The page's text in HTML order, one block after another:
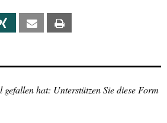
Xing Email
gefallen hat: Unterstützen Sie diese Form